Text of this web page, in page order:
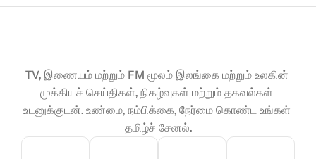
TV, இணையம் மற்றும் FM மூலம் இலங்கை மற்றும் உலகின்
முக்கியச் செய்திகள், நிகழ்வுகள் மற்றும் தகவல்கள்
உடனுக்குடன். உண்மை, நம்பிக்கை, நேர்மை கொண்ட உங்கள்
தமிழ்ச் சேனல்.